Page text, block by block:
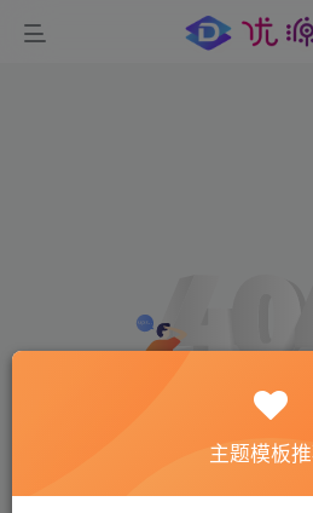
环境异常！请重新获
主题模板